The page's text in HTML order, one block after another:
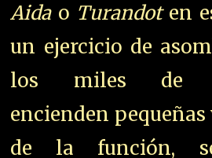
Aidao Turandoten
un ejercicio de
los miles de
encienden
de la función,